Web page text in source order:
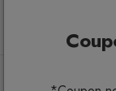
Arredo